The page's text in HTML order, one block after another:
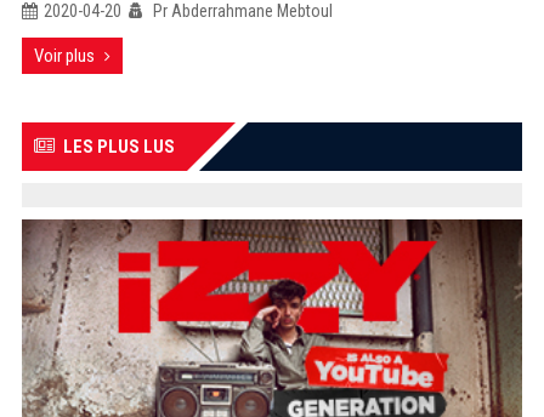
2020-04-20 Pr Abderrahmane Mebtoul
Voir plus
LES PLUS LUS